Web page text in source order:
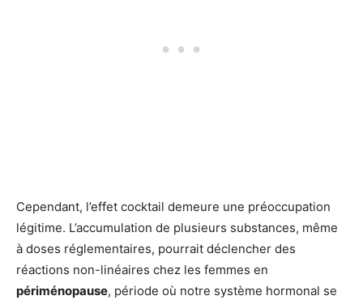
Cependant, l’effet cocktail demeure une préoccupation
légitime. L’accumulation de plusieurs substances, même
à doses réglementaires, pourrait déclencher des
réactions non-linéaires chez les femmes en
périménopause, période où notre système hormonal se